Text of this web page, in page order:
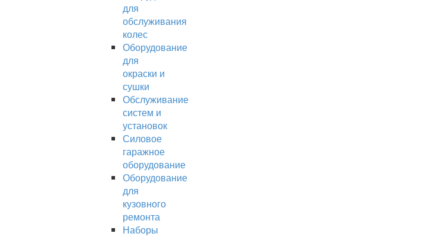
для
обслуживания
колес
Оборудование
для
окраски и
сушки
Обслуживание
систем и
установок
Силовое
гаражное
оборудование
Оборудование
для
кузовного
ремонта
Наборы